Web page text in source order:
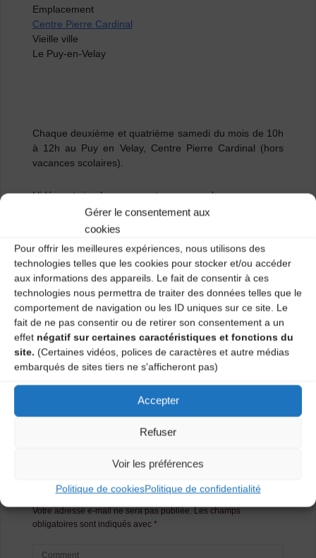
Gérer le consentement aux
cookies
Pour offrir les meilleures expériences, nous utilisons des
technologies telles que les cookies pour stocker et/ou accéder
aux informations des appareils. Le fait de consentir à ces
technologies nous permettra de traiter des données telles que le
comportement de navigation ou les ID uniques sur ce site. Le
fait de ne pas consentir ou de retirer son consentement a un
effet négatif sur certaines caractéristiques et fonctions du
site. (Certaines vidéos, polices de caractères et autre médias
embarqués de sites tiers ne s'afficheront pas)
Accepter
Refuser
Voir les préférences
Politique de cookiesPolitique de confidentialité
Emplacement
Centre Pierre Cardinal
Vieille ville
Le Puy-en-Velay
Chaque deuxième et quatrième samedi du mois de 10h
à 12h au Puy en Velay, Centre Pierre Cardinal (hors
vacances scolaires).
L’idée est simple, nous partageons quelques morceaux
trad’ à chaque séance, si possible du répertoire
traditionnel à danser local.
Plus d’infos…
Catégories
Agenda
Les Rendez-vous de la Meitat
commentaire
Votre adresse e-mail ne sera pas publiée. Les champs
obligatoires sont indiqués avec *